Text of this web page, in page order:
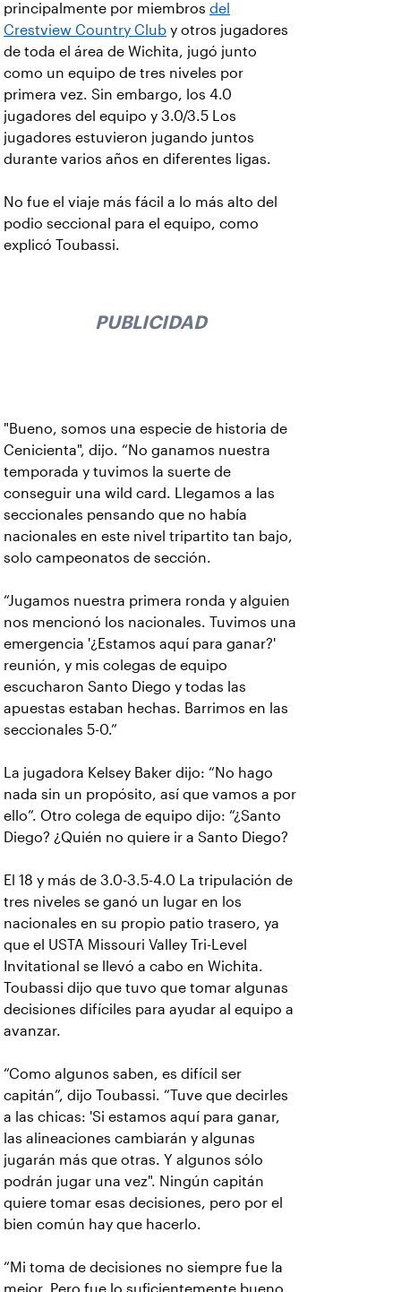
principalmente por miembros del
Crestview Country Club y otros jugadores
de toda el área de Wichita, jugó junto
como un equipo de tres niveles por
primera vez. Sin embargo, los 4.0
jugadores del equipo y 3.0/3.5 Los
jugadores estuvieron jugando juntos
durante varios años en diferentes ligas.
No fue el viaje más fácil a lo más alto del
podio seccional para el equipo, como
explicó Toubassi.
PUBLICIDAD
"Bueno, somos una especie de historia de
Cenicienta", dijo. “No ganamos nuestra
temporada y tuvimos la suerte de
conseguir una wild card. Llegamos a las
seccionales pensando que no había
nacionales en este nivel tripartito tan bajo,
solo campeonatos de sección.
“Jugamos nuestra primera ronda y alguien
nos mencionó los nacionales. Tuvimos una
emergencia '¿Estamos aquí para ganar?'
reunión, y mis colegas de equipo
escucharon Santo Diego y todas las
apuestas estaban hechas. Barrimos en las
seccionales 5-0.”
La jugadora Kelsey Baker dijo: “No hago
nada sin un propósito, así que vamos a por
ello”. Otro colega de equipo dijo: “¿Santo
Diego? ¿Quién no quiere ir a Santo Diego?
El 18 y más de 3.0-3.5-4.0 La tripulación de
tres niveles se ganó un lugar en los
nacionales en su propio patio trasero, ya
que el USTA Missouri Valley Tri-Level
Invitational se llevó a cabo en Wichita.
Toubassi dijo que tuvo que tomar algunas
decisiones difíciles para ayudar al equipo a
avanzar.
“Como algunos saben, es difícil ser
capitán”, dijo Toubassi. “Tuve que decirles
a las chicas: 'Si estamos aquí para ganar,
las alineaciones cambiarán y algunas
jugarán más que otras. Y algunos sólo
podrán jugar una vez". Ningún capitán
quiere tomar esas decisiones, pero por el
bien común hay que hacerlo.
“Mi toma de decisiones no siempre fue la